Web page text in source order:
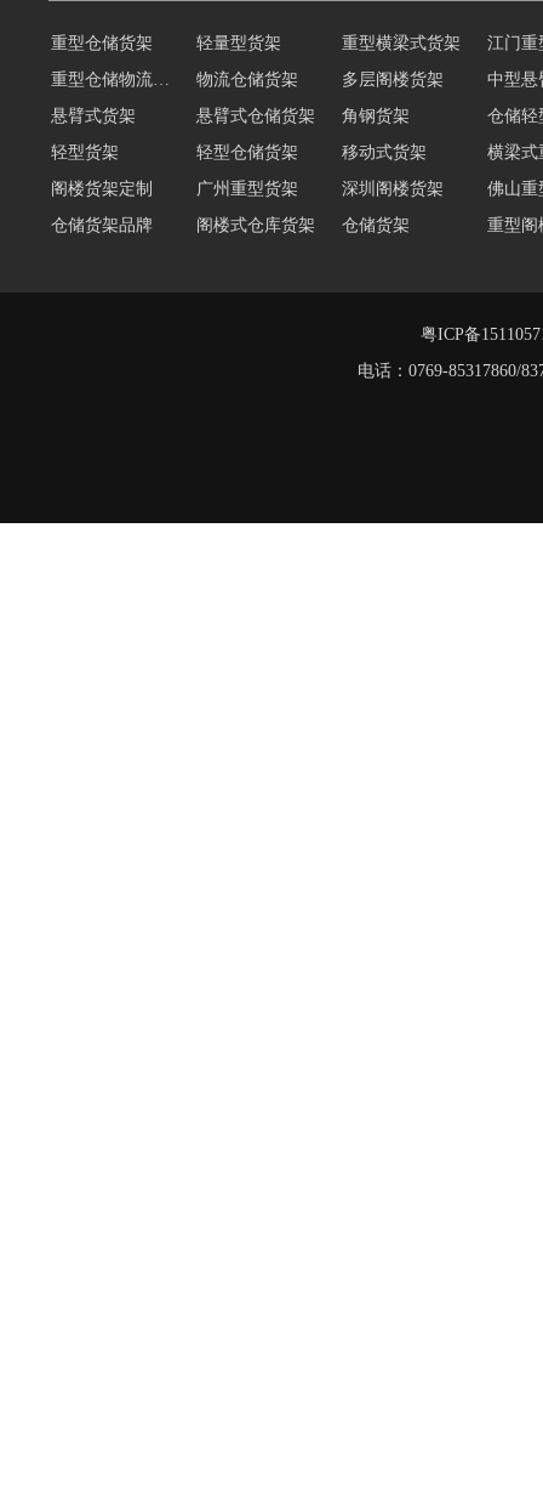
重型仓储货架 轻量型货架 重型横梁式货架
江门重
重型仓储物流货架
物流仓储货架 多层阁楼货架
中型悬
悬臂式货架
悬臂式仓储货架 角钢货架
仓储轻
轻型货架
轻型仓储货架 移动式货架
横梁式
阁楼货架定制
广州重型货架 深圳阁楼货架
佛山重
仓储货架品牌
阁楼式仓库货架 仓储货架
重型阁
工字钢阁楼货架
窄巷式托盘货架
粤ICP备
电话：0769-85317860/